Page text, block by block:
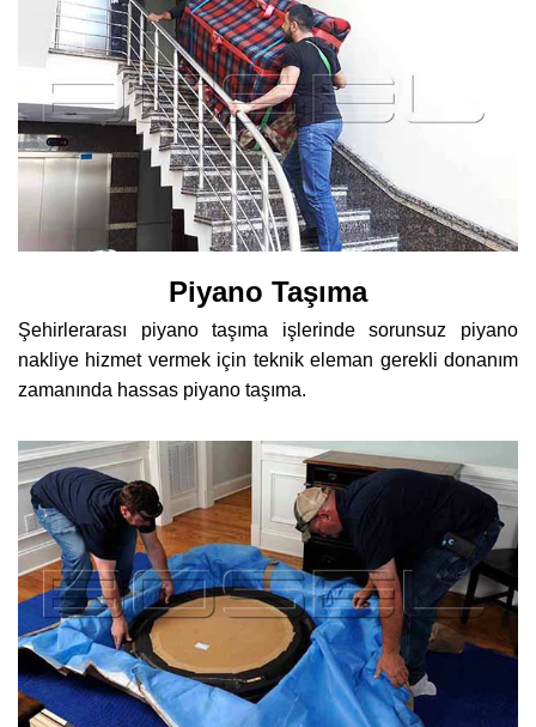
Piyano Taşıma
Şehirlerarası piyano taşıma işlerinde sorunsuz piyano
nakliye hizmet vermek için teknik eleman gerekli donanım
zamanında hassas piyano taşıma.